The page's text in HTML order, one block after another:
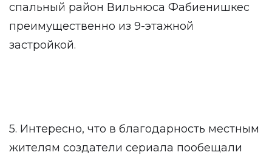
спальный район Вильнюса Фабиенишкес
преимущественно из 9-этажной
застройкой.
5. Интересно, что в благодарность местным
жителям создатели сериала пообещали